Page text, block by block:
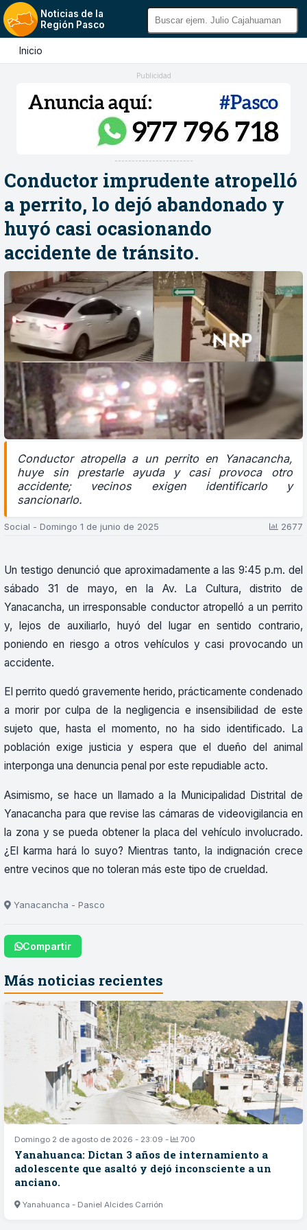
Noticias de la
Región Pasco
Inicio
Publicidad
-----------------------
Conductor imprudente atropelló
a perrito, lo dejó abandonado y
huyó casi ocasionando
accidente de tránsito.
Conductor atropella a un perrito en Yanacancha,
huye sin prestarle ayuda y casi provoca otro
accidente; vecinos exigen identificarlo y
sancionarlo.
Social - Domingo 1 de junio de 2025 2677
Un testigo denunció que aproximadamente a las 9:45 p.m. del
sábado 31 de mayo, en la Av. La Cultura, distrito de
Yanacancha, un irresponsable conductor atropelló a un perrito
y, lejos de auxiliarlo, huyó del lugar en sentido contrario,
poniendo en riesgo a otros vehículos y casi provocando un
accidente.
El perrito quedó gravemente herido, prácticamente condenado
a morir por culpa de la negligencia e insensibilidad de este
sujeto que, hasta el momento, no ha sido identificado. La
población exige justicia y espera que el dueño del animal
interponga una denuncia penal por este repudiable acto.
Asimismo, se hace un llamado a la Municipalidad Distrital de
Yanacancha para que revise las cámaras de videovigilancia en
la zona y se pueda obtener la placa del vehículo involucrado.
¿El karma hará lo suyo? Mientras tanto, la indignación crece
entre vecinos que no toleran más este tipo de crueldad.
Yanacancha - Pasco
Compartir
Más noticias recientes
Domingo 2 de agosto de 2026 - 23:09 - 700
Yanahuanca: Dictan 3 años de internamiento a
adolescente que asaltó y dejó inconsciente a un
anciano.
Yanahuanca - Daniel Alcides Carrión